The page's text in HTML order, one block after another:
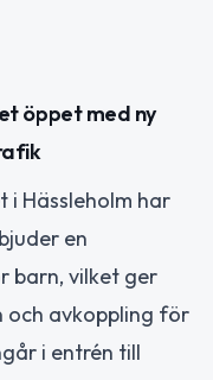
öppet med ny
i Hässleholm har
en
barn, vilket ger
och avkoppling för
i entrén till